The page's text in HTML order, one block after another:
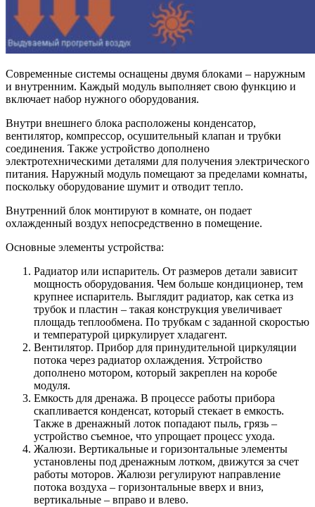
Современные системы оснащены двумя блоками – наружным
и внутренним. Каждый модуль выполняет свою функцию и
включает набор нужного оборудования.
Внутри внешнего блока расположены конденсатор,
вентилятор, компрессор, осушительный клапан и трубки
соединения. Также устройство дополнено
электротехническими деталями для получения электрического
питания. Наружный модуль помещают за пределами комнаты,
поскольку оборудование шумит и отводит тепло.
Внутренний блок монтируют в комнате, он подает
охлажденный воздух непосредственно в помещение.
Основные элементы устройства:
Радиатор или испаритель. От размеров детали зависит
мощность оборудования. Чем больше кондиционер, тем
крупнее испаритель. Выглядит радиатор, как сетка из
трубок и пластин – такая конструкция увеличивает
площадь теплообмена. По трубкам с заданной скоростью
и температурой циркулирует хладагент.
Вентилятор. Прибор для принудительной циркуляции
потока через радиатор охлаждения. Устройство
дополнено мотором, который закреплен на коробе
модуля.
Емкость для дренажа. В процессе работы прибора
скапливается конденсат, который стекает в емкость.
Также в дренажный лоток попадают пыль, грязь –
устройство съемное, что упрощает процесс ухода.
Жалюзи. Вертикальные и горизонтальные элементы
установлены под дренажным лотком, движутся за счет
работы моторов. Жалюзи регулируют направление
потока воздуха – горизонтальные вверх и вниз,
вертикальные – вправо и влево.